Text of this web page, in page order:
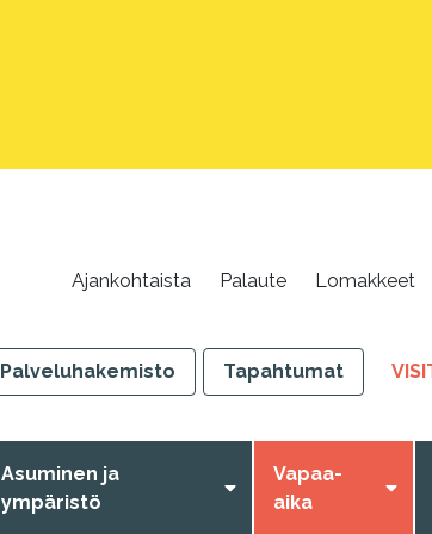
Ajankohtaista Palaute Lomakkeet
Palveluhakemisto Tapahtumat
Asuminen ja
ympäristö
Vapaa-
aika